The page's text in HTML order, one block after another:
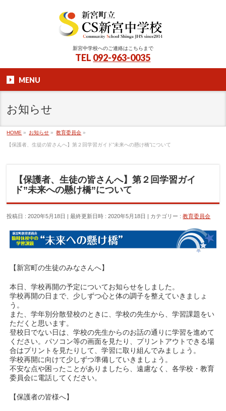
新宮中学校へのご連絡はこちらまで
TEL 092-963-0035
MENU
お知らせ
HOME » お知らせ » 教育委員会 »
【保護者、生徒の皆さんへ】第２回学習ガイド”未来への懸け橋”について
【保護者、生徒の皆さんへ】第２回学習ガイ
ド”未来への懸け橋”について
投稿日 : 2020年5月18日 最終更新日時 : 2020年5月18日 カテゴリー :教育委員会
【新宮町の生徒のみなさんへ】
本日、学校再開の予定についてお知らせをしました。
学校再開の日まで、少しずつ心と体の調子を整えていきましょ
う。
また、学年別分散登校のときに、学校の先生から、学習課題をい
ただくと思います。
登校日でない日は、学校の先生からのお話の通りに学習を進めて
ください。パソコン等の画面を見たり、プリントアウトできる場
合はプリントを見たりして、学習に取り組んでみましょう。
学校再開に向けて少しずつ準備していきましょう。
不安な点や困ったことがありましたら、遠慮なく、各学校・教育
委員会に電話してください。
【保護者の皆様へ】